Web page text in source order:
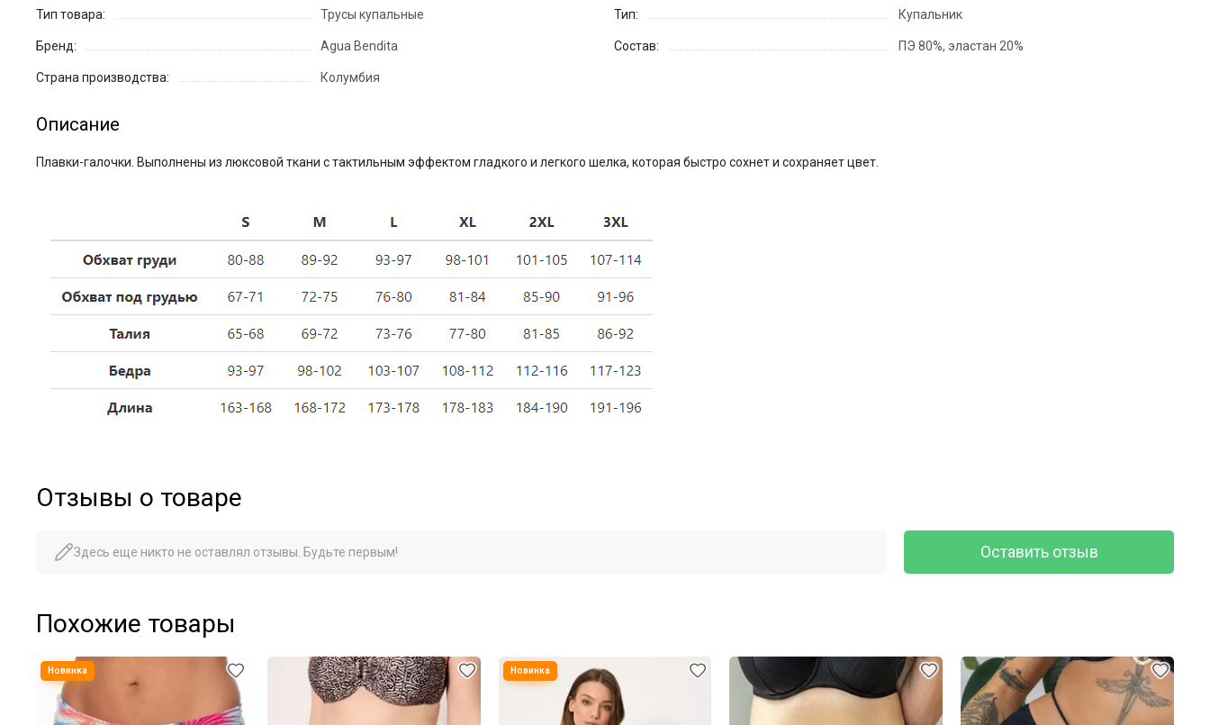
Тип товара: Трусы купальные
Бренд: Agua Bendita
Страна производства: Колумбия
Тип: Купальник
Состав: ПЭ 80%, эластан 20%
Описание
Плавки-галочки. Выполнены из люксовой ткани с тактильным эффектом гладкого и легкого шелка, которая быстро сохнет и сохраняет цвет.
Отзывы о товаре
Здесь еще никто не оставлял отзывы. Будьте первым! Оставить отзыв
Похожие товары